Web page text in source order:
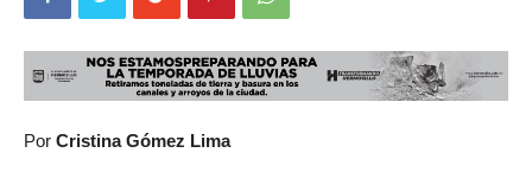
Por Cristina Gómez Lima